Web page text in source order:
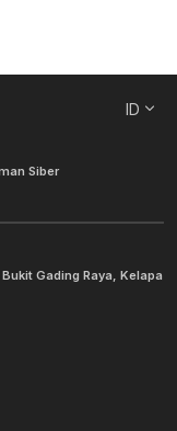
ID
Siber
Gading Raya, Kelapa